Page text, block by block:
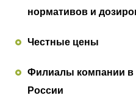
нормативов и
Честные цены
Филиалы компании в
России